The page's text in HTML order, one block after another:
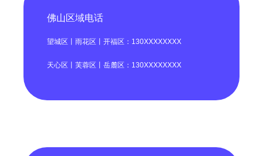
佛山区域电话
望城区丨雨花区丨开福区：130XXXXXXXX
天心区丨芙蓉区丨岳麓区：130XXXXXXXX